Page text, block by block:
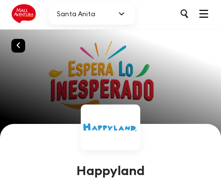
Santa Anita
Happyland